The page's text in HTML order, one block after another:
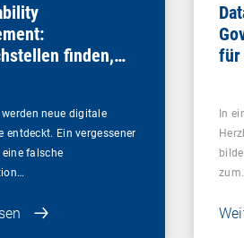
finden,
neue digitale
entdeckt. Ein vergessener
eine falsche
für
In